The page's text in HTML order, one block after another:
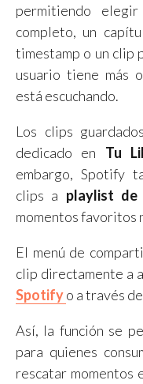
permitiendo
completo, un
timestamp o un clip
usuario tiene más
está escuchando.
Los clips
dedicado en Tu
embargo, Spotify
clips a playlist de
momentos favoritos
El menú de
clip directamente a
Spotifyo a través
Así, la función se
para quienes
rescatar momentos